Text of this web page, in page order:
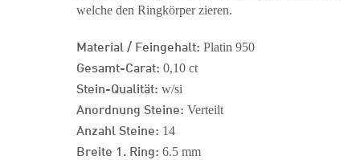
welche den Ringkörper zieren.
Material / Feingehalt: Platin 950
Gesamt-Carat: 0,10 ct
Stein-Qualität: w/si
Anordnung Steine: Verteilt
Anzahl Steine: 14
Breite 1. Ring: 6.5 mm